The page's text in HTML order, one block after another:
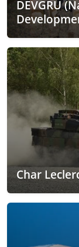
DEVGRU
Char